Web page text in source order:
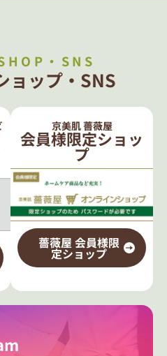
・SNS
ョップ・SNS
京美肌 薔薇屋
会員様限定ショッ
プ
薔薇屋 会員様限
定ショップ